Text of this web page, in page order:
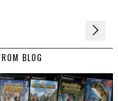
BLOG